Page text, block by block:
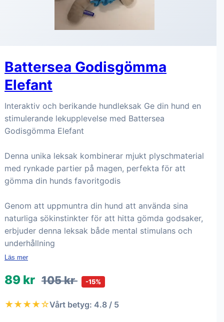
Battersea Godisgömma
Elefant
Interaktiv och berikande hundleksak Ge din hund en
stimulerande lekupplevelse med Battersea
Godisgömma Elefant
Denna unika leksak kombinerar mjukt plyschmaterial
med rynkade partier på magen, perfekta för att
gömma din hunds favoritgodis
Genom att uppmuntra din hund att använda sina
naturliga sökinstinkter för att hitta gömda godsaker,
erbjuder denna leksak både mental stimulans och
underhållning
Läs mer
89 kr 105 kr -15%
★★★★☆Vårt betyg: 4.8 / 5